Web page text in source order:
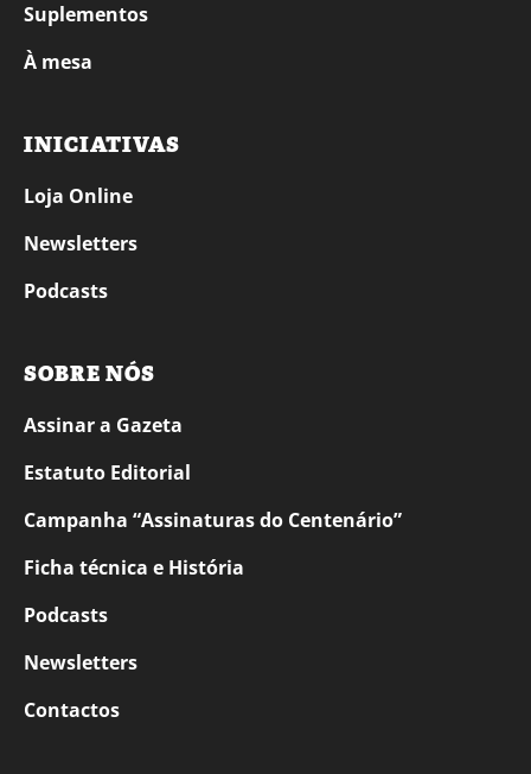
Suplementos
À mesa
INICIATIVAS
Loja Online
Newsletters
Podcasts
SOBRE NÓS
Assinar a Gazeta
Estatuto Editorial
Campanha “Assinaturas do Centenário”
Ficha técnica e História
Podcasts
Newsletters
Contactos